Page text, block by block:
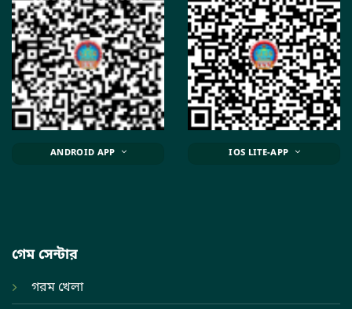
ANDROID APP IOS LITE-APP
গেম সেন্টার
গরম খেলা